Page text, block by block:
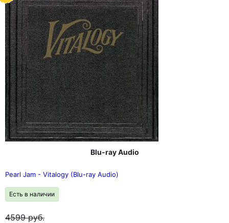
Blu-ray Audio
Pearl Jam - Vitalogy (Blu-ray Audio)
Есть в наличии
4599руб.